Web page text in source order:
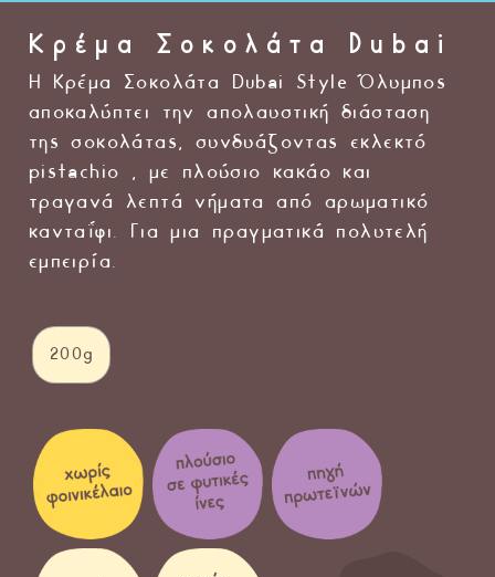
Κρέμα Σοκολάτα Dubai
Η Κρέμα Σοκολάτα Dubai Style Όλυμπος
αποκαλύπτει την απολαυστική διάσταση
της σοκολάτας, συνδυάζοντας εκλεκτό
pistachio , με πλούσιο κακάο και
τραγανά λεπτά νήματα από αρωματικό
κανταΐφι. Για μια πραγματικά πολυτελή
εμπειρία.
200g